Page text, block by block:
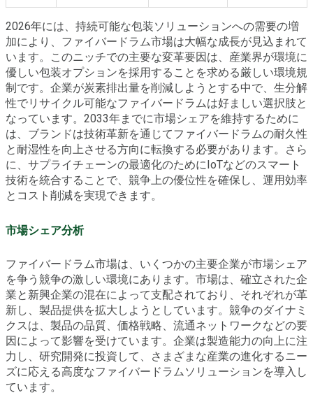
2026年には、持続可能な包装ソリューションへの需要の増
加により、ファイバードラム市場は大幅な成長が見込まれて
います。このニッチでの主要な変革要因は、産業界が環境に
優しい包装オプションを採用することを求める厳しい環境規
制です。企業が炭素排出量を削減しようとする中で、生分解
性でリサイクル可能なファイバードラムは好ましい選択肢と
なっています。2033年までに市場シェアを維持するために
は、ブランドは技術革新を通じてファイバードラムの耐久性
と耐湿性を向上させる方向に転換する必要があります。さら
に、サプライチェーンの最適化のためにIoTなどのスマート
技術を統合することで、競争上の優位性を確保し、運用効率
とコスト削減を実現できます。
市場シェア分析
ファイバードラム市場は、いくつかの主要企業が市場シェア
を争う競争の激しい環境にあります。市場は、確立された企
業と新興企業の混在によって支配されており、それぞれが革
新し、製品提供を拡大しようとしています。競争のダイナミ
クスは、製品の品質、価格戦略、流通ネットワークなどの要
因によって影響を受けています。企業は製造能力の向上に注
力し、研究開発に投資して、さまざまな産業の進化するニー
ズに応える高度なファイバードラムソリューションを導入し
ています。